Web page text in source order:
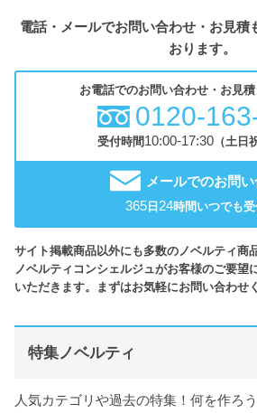
電話・メールでお問い合わせ・お見積
おります。
お電話でのお問い合わせ・お見
0120-
受付時間10:00-17:30（土日
メールでのお問
365 日 24時間いつでも
サイト掲載商品以外にも多数のノベルティ商
ノベルティコンシェルジュがお客様のご要望
いただきます。まずはお気軽にお問い合わせ
特集ノベルティ
人気カテゴリや過去の特集！何を作ろ